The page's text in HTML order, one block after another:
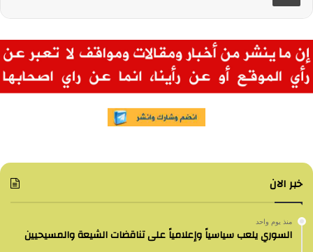
خبر الان
منذ يوم واحد
السوري يلعب سياسياً وإعلامياً على تناقضات الشيعة والمسيحيين